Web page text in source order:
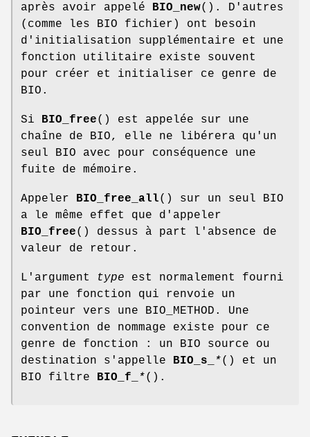
après avoir appelé BIO_new(). D'autres
(comme les BIO fichier) ont besoin
d'initialisation supplémentaire et une
fonction utilitaire existe souvent
pour créer et initialiser ce genre de
BIO.
Si BIO_free() est appelée sur une
chaîne de BIO, elle ne libérera qu'un
seul BIO avec pour conséquence une
fuite de mémoire.
Appeler BIO_free_all() sur un seul BIO
a le même effet que d'appeler
BIO_free() dessus à part l'absence de
valeur de retour.
L'argument type est normalement fourni
par une fonction qui renvoie un
pointeur vers une BIO_METHOD. Une
convention de nommage existe pour ce
genre de fonction : un BIO source ou
destination s'appelle BIO_s_ *() et un
BIO filtre BIO_f_ *().